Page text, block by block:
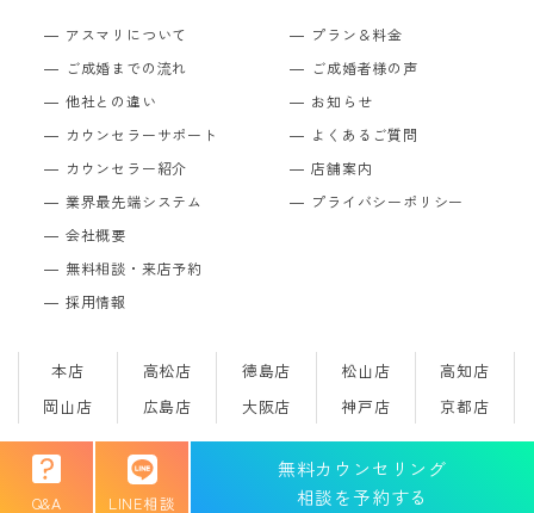
Q&A LINE相談
無料カウンセリング
相談を予約する
アスマリについて
ご成婚までの流れ
他社との違い
カウンセラーサポート
カウンセラー紹介
業界最先端システム
プラン＆料金
ご成婚者様の声
お知らせ
よくあるご質問
店舗案内
プライバシーポリシー
会社概要
無料相談・来店予約
採用情報
本店 高松店 徳島店 松山店
高知店
岡山店
広島店 大阪店 神戸店 京都店
Copyright © 結婚相談所のアスマリ All Rights Reserved.